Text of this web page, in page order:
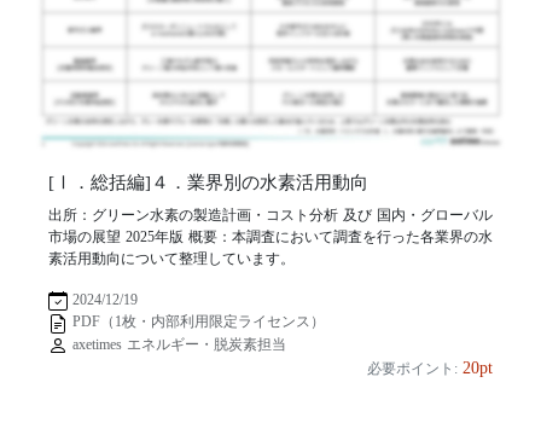
[Ⅰ．総括編]４．業界別の水素活用動向
出所：グリーン水素の製造計画・コスト分析 及び 国内・グローバル
市場の展望 2025年版 概要：本調査において調査を行った各業界の水
素活用動向について整理しています。
2024/12/19
PDF（1枚・内部利用限定ライセンス）
axetimes エネルギー・脱炭素担当
必要ポイント: 20pt